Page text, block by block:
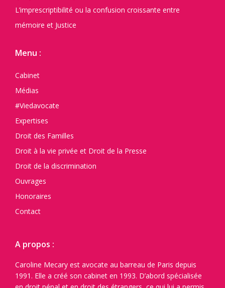
L’imprescriptibilité ou la confusion croissante entre
mémoire et Justice
Menu :
Cabinet
Médias
#Viedavocate
Expertises
Droit des Familles
Droit à la vie privée et Droit de la Presse
Droit de la discrimination
Ouvrages
Honoraires
Contact
A propos :
Caroline Mecary est avocate au barreau de Paris depuis
1991. Elle a créé son cabinet en 1993. D’abord spécialisée